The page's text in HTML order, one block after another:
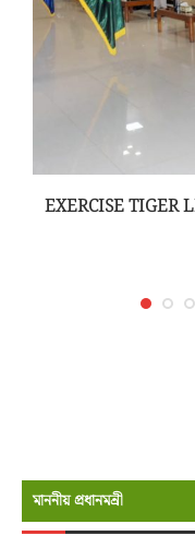
EXERCISE TIGER
মাননীয় প্রধানমন্রী